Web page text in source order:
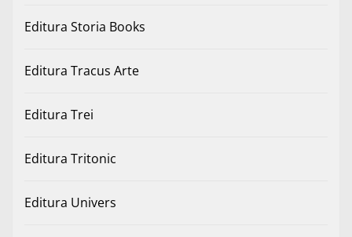
Editura Storia Books
Editura Tracus Arte
Editura Trei
Editura Tritonic
Editura Univers